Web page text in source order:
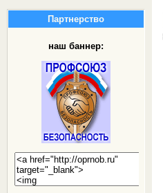
Партнерство
наш баннер: